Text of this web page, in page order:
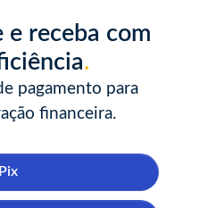
e receba com
.
pagamento para
financeira.
Pix